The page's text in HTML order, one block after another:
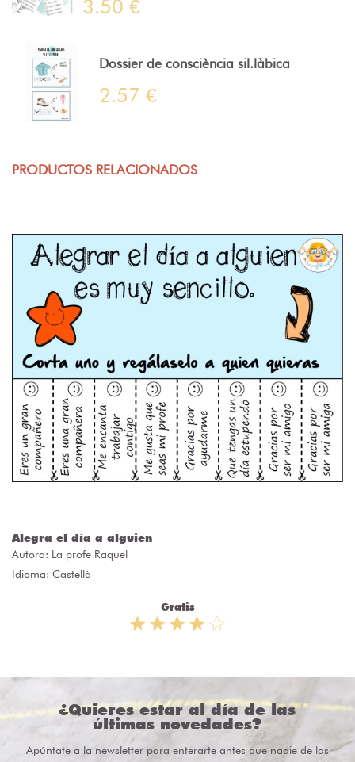
3.50 €
Dossier de consciència sil.làbica
2.57 €
PRODUCTOS RELACIONADOS
Alegra el día a alguien
Autora: La profe Raquel
Idioma: Castellà
Gratis
¿Quieres estar al día de las
últimas novedades?
Apúntate a la newsletter para enterarte antes que nadie de las